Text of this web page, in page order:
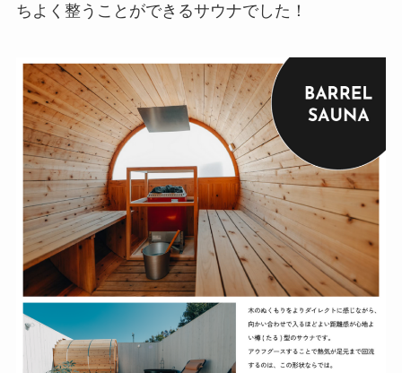
ちよく整うことができるサウナでした！